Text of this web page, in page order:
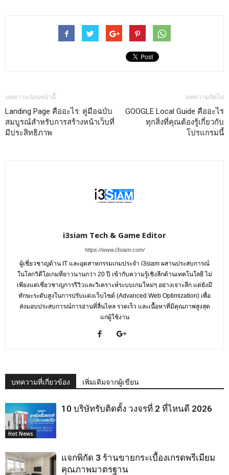
บทความก่อนหน้านี้
Landing Page คืออะไร: คู่มือฉบับ
สมบูรณ์สำหรับการสร้างหน้าเว็บที่
มีประสิทธิภาพ
บทความถัดไป
GOOGLE Local Guide คืออะไร
ทุกสิ่งที่คุณต้องรู้เกี่ยวกับ
โปรแกรมนี้
i3siam Tech & Game Editor
https://www.i3siam.com/
ผู้เชี่ยวชาญด้าน IT และอุตสาหกรรมเกมประจำ i3siam ผสานประสบการณ์
ในโลกวิดีโอเกมที่ยาวนานกว่า 20 ปี เข้ากับความรู้เชิงลึกด้านเทคโนโลยี ไม่
เพียงแต่เชี่ยวชาญการรีวิวและวิเคราะห์ระบบเกมใหม่ๆ อย่างเจาะลึก แต่ยังมี
ทักษะระดับสูงในการปรับแต่งเว็บไซต์ (Advanced Web Optimization) เพื่อ
ส่งมอบประสบการณ์การอ่านที่ลื่นไหล รวดเร็ว และเนื้อหาที่มีคุณภาพสูงสุด
แก่ผู้ใช้งาน
บทความที่เกี่ยวข้อง เพิ่มเติมจากผู้เขียน
Hot News
10 บริษัทรับติดตั้ง วงจรที่ 2 ที่ไหนดี 2026
แจกพิกัด 3 ร้านขายกระเบื้องเกรดพรีเมียม
คุณภาพมาตรฐาน